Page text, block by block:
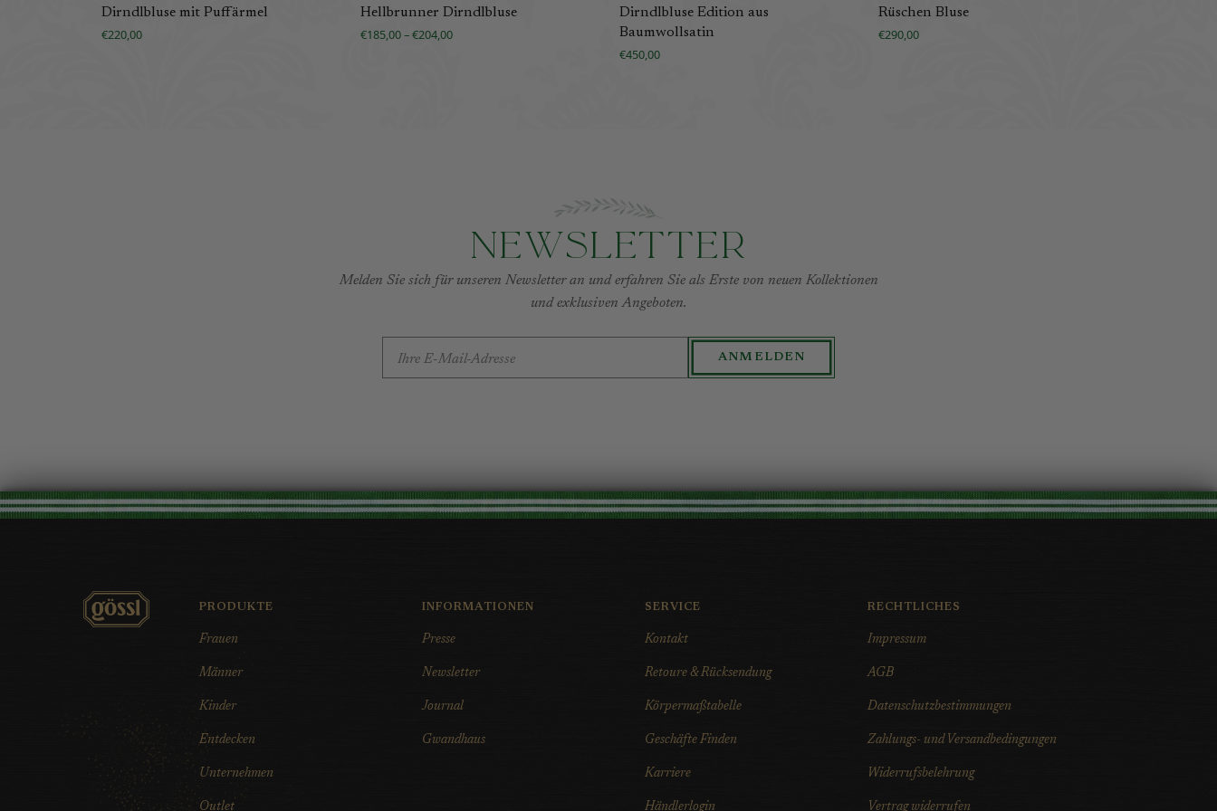
Dirndlbluse mit Puffärmel
€220,00
Hellbrunner Dirndlbluse
€185,00 – €204,00
Dirndlbluse Edition aus
Baumwollsatin
€450,00
Rüschen Bluse
€290,00
Newsletter
Melden Sie sich für unseren Newsletter an und erfahren Sie als Erste von neuen Kollektionen
und exklusiven Angeboten.
ANMELDEN
PRODUKTE
Frauen
Männer
Kinder
Entdecken
Unternehmen
Outlet
INFORMATIONEN
Presse
Newsletter
Journal
Gwandhaus
SERVICE
Kontakt
Retoure & Rücksendung
Körpermaßtabelle
Geschäfte Finden
Karriere
Händlerlogin
RECHTLICHES
Impressum
AGB
Datenschutzbestimmungen
Zahlungs- und Versandbedingungen
Widerrufsbelehrung
Vertrag widerrufen